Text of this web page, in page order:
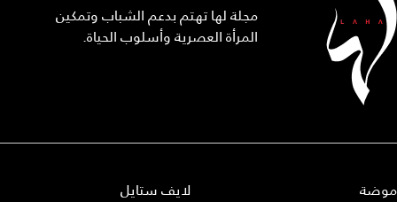
مجلة لها تهتم بدعم الشباب وتمكين
المرأة العصرية وأسلوب الحياة.
موضة
لايف ستايل